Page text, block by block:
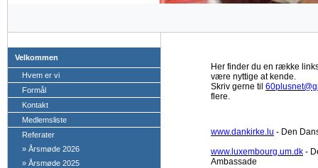
Velkommen
Hvem er vi
Formål
Kontakt
Medlemsliste
Referater
» Årsmøde 2026
» Årsmøde 2025
Her finder du en række
være nyttige at kende.
Skriv gerne til
flere.
www.dankirke.lu - Den
www.luxembourg.um.dk -
Ambassade